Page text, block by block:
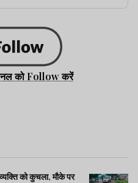
को Follow करें
को कुचला, मौके पर